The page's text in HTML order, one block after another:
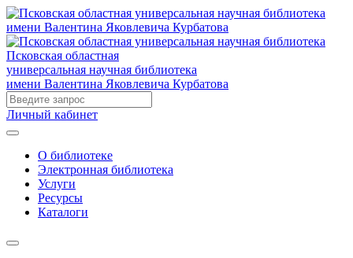
Псковская областная
универсальная научная библиотека
имени Валентина Яковлевича Курбатова
Личный кабинет
О библиотеке
Электронная библиотека
Услуги
Ресурсы
Каталоги